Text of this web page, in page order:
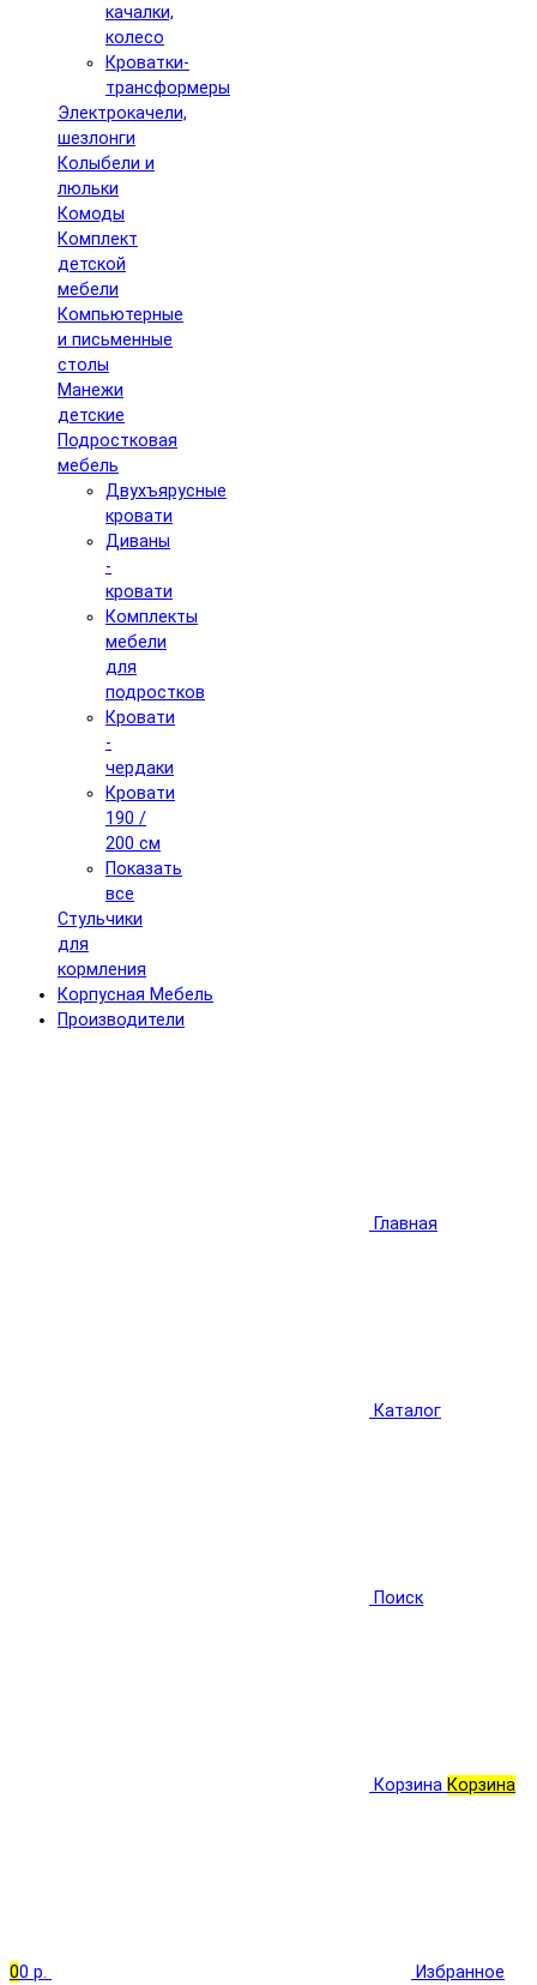
качалки,
колесо
Кроватки-
трансформеры
Электрокачели,
шезлонги
Колыбели и
люльки
Комоды
Комплект
детской
мебели
Компьютерные
и письменные
столы
Манежи
детские
Подростковая
мебель
Двухъярусные
кровати
Диваны
-
кровати
Комплекты
мебели
для
подростков
Кровати
-
чердаки
Кровати
190 /
200 см
Показать
все
Стульчики
для
кормления
Корпусная Мебель
Производители
Главная
Каталог
Поиск
Корзина Корзина
00 р. Избранное